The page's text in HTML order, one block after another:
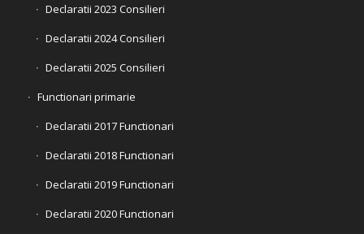
Declaratii 2023 Consilieri
Declaratii 2024 Consilieri
Declaratii 2025 Consilieri
Functionari primarie
Declaratii 2017 Functionari
Declaratii 2018 Functionari
Declaratii 2019 Functionari
Declaratii 2020 Functionari